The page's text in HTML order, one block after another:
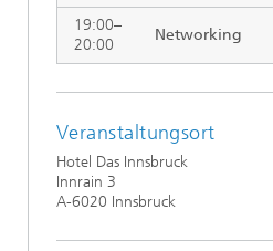
19:00–
20:00
Networking
Veranstaltungsort
Hotel Das Innsbruck
Innrain 3
A-6020 Innsbruck